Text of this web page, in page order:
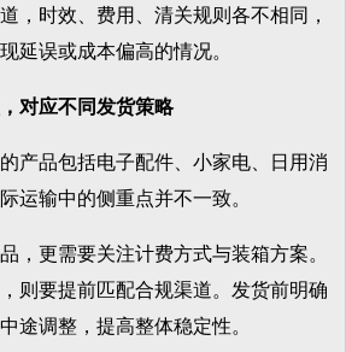
，时效、费用、清关规则各不相同，
延误或成本偏高的情况。
应不同发货策略
品包括电子配件、小家电、日用消
运输中的侧重点并不一致。
更需要关注计费方式与装箱方案。
则要提前匹配合规渠道。发货前明确
途调整，提高整体稳定性。